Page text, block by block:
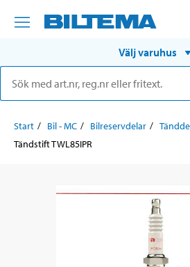
Välj varuhus
Start Bil - MC Bilreservdelar
Tändstift TWL85IPR